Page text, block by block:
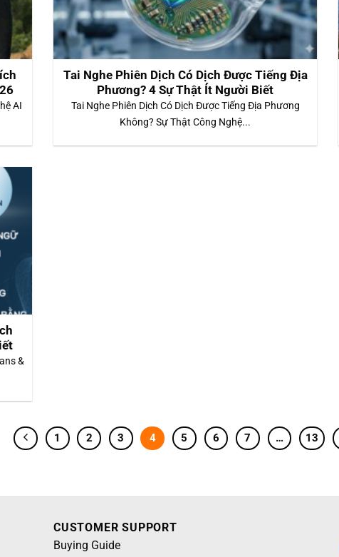
AI
Tai Nghe Phiên Dịch Có Dịch Được Tiếng Địa
Phương? 4 Sự Thật Ít Người Biết
Tai Nghe Phiên Dịch Có Dịch Được Tiếng Địa Phương
Không? Sự Thật Công Nghệ...
&
1 2 3 4 5 6 7 … 13
CUSTOMER SUPPORT
Buying Guide